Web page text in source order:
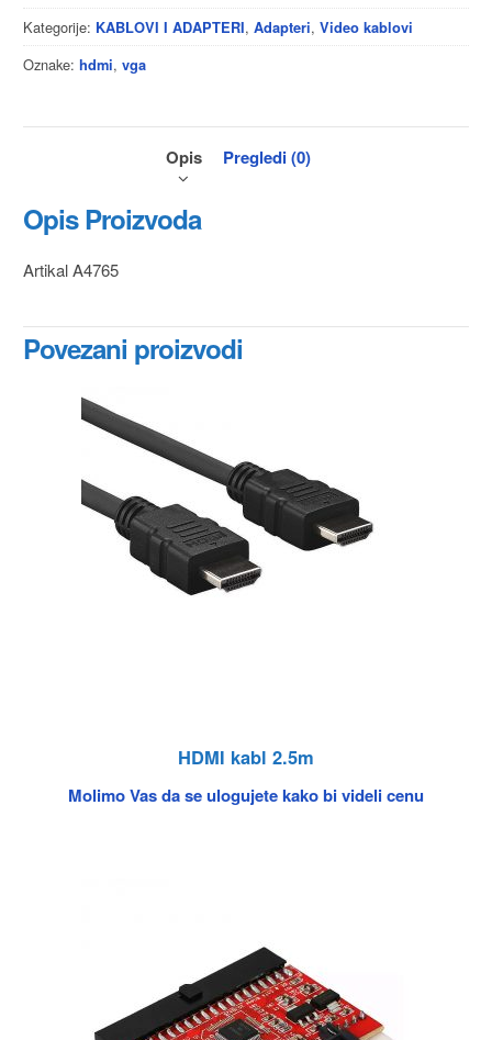
Kategorije: KABLOVI I ADAPTERI, Adapteri, Video kablovi
Oznake: hdmi, vga
Opis Pregledi (0)
Opis Proizvoda
Artikal A4765
Povezani proizvodi
HDMI kabl 2.5m
Molimo Vas da se ulogujete kako bi videli cenu